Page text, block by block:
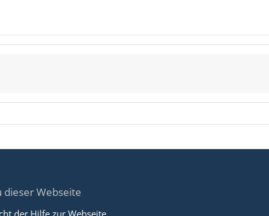
dieser Webseite
der Hilfe zur Webseite